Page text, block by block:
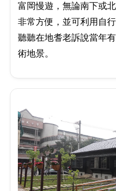
富岡慢遊，無論南下或
非常方便，並可利用自
聽聽在地耆老訴說當年
術地景。